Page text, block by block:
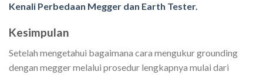
Kenali Perbedaan Megger dan Earth Tester.
Kesimpulan
Setelah mengetahui bagaimana cara mengukur grounding
dengan megger melalui prosedur lengkapnya mulai dari